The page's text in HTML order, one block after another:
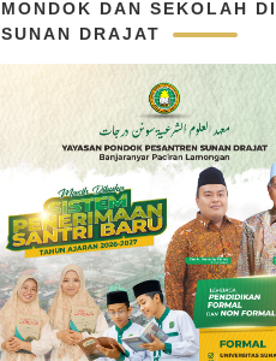
MONDOK DAN SEKOLAH DI
SUNAN DRAJAT